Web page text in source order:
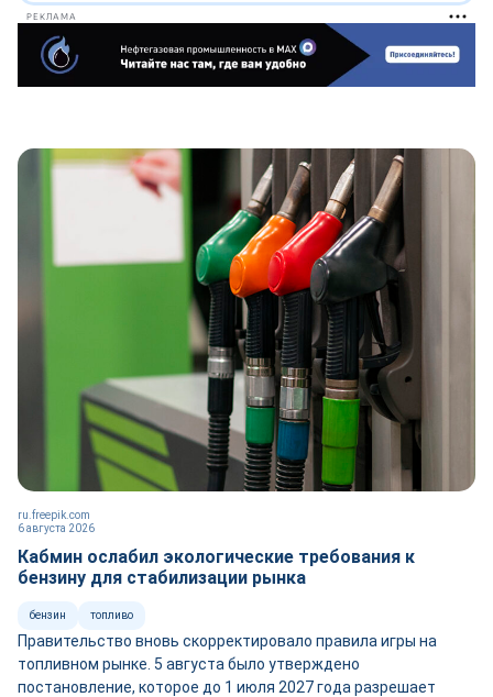
РЕКЛАМА
6 августа 2026
ru.freepik.com
Кабмин ослабил экологические требования к
бензину для стабилизации рынка
бензин топливо
Правительство вновь скорректировало правила игры на
топливном рынке. 5 августа было утверждено
постановление, которое до 1 июля 2027 года разрешает